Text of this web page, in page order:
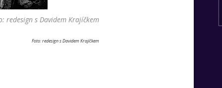
redesign s Davidem Krajíčkem
Foto: redesign s Davidem Krajíčkem